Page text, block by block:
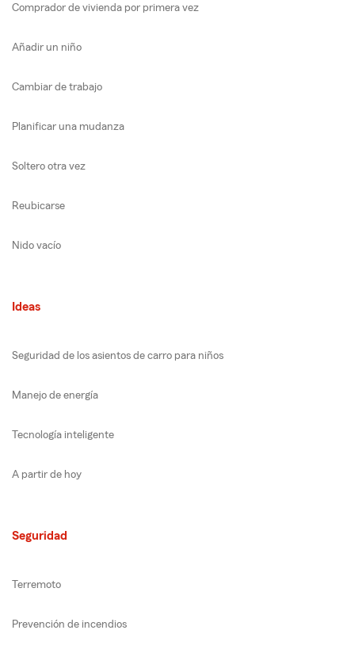
Comprador de vivienda por primera vez
Añadir un niño
Cambiar de trabajo
Planificar una mudanza
Soltero otra vez
Reubicarse
Nido vacío
Ideas
Seguridad de los asientos de carro para niños
Manejo de energía
Tecnología inteligente
A partir de hoy
Seguridad
Terremoto
Prevención de incendios